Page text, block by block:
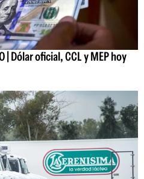
| Dólar oficial, CCL y MEP hoy